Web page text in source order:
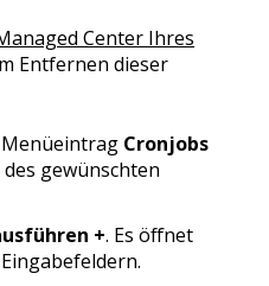
Center Ihres
Entfernen dieser
Cronjobs
gewünschten
+. Es öffnet